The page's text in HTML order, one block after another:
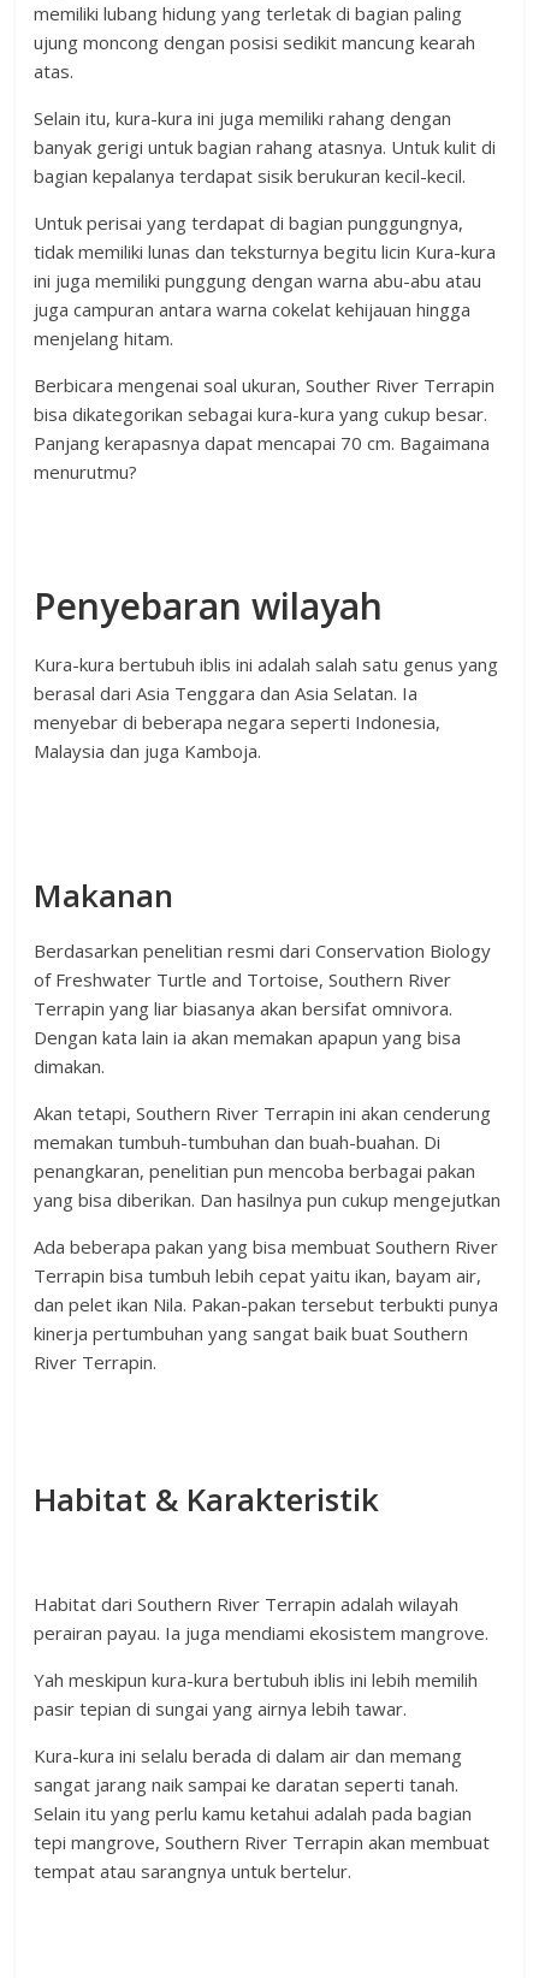
memiliki lubang hidung yang terletak di bagian paling
ujung moncong dengan posisi sedikit mancung kearah
atas.
Selain itu, kura-kura ini juga memiliki rahang dengan
banyak gerigi untuk bagian rahang atasnya. Untuk kulit di
bagian kepalanya terdapat sisik berukuran kecil-kecil.
Untuk perisai yang terdapat di bagian punggungnya,
tidak memiliki lunas dan teksturnya begitu licin Kura-kura
ini juga memiliki punggung dengan warna abu-abu atau
juga campuran antara warna cokelat kehijauan hingga
menjelang hitam.
Berbicara mengenai soal ukuran, Souther River Terrapin
bisa dikategorikan sebagai kura-kura yang cukup besar.
Panjang kerapasnya dapat mencapai 70 cm. Bagaimana
menurutmu?
Penyebaran wilayah
Kura-kura bertubuh iblis ini adalah salah satu genus yang
berasal dari Asia Tenggara dan Asia Selatan. Ia
menyebar di beberapa negara seperti Indonesia,
Malaysia dan juga Kamboja.
Makanan
Berdasarkan penelitian resmi dari Conservation Biology
of Freshwater Turtle and Tortoise, Southern River
Terrapin yang liar biasanya akan bersifat omnivora.
Dengan kata lain ia akan memakan apapun yang bisa
dimakan.
Akan tetapi, Southern River Terrapin ini akan cenderung
memakan tumbuh-tumbuhan dan buah-buahan. Di
penangkaran, penelitian pun mencoba berbagai pakan
yang bisa diberikan. Dan hasilnya pun cukup mengejutkan
Ada beberapa pakan yang bisa membuat Southern River
Terrapin bisa tumbuh lebih cepat yaitu ikan, bayam air,
dan pelet ikan Nila. Pakan-pakan tersebut terbukti punya
kinerja pertumbuhan yang sangat baik buat Southern
River Terrapin.
Habitat & Karakteristik
Habitat dari Southern River Terrapin adalah wilayah
perairan payau. Ia juga mendiami ekosistem mangrove.
Yah meskipun kura-kura bertubuh iblis ini lebih memilih
pasir tepian di sungai yang airnya lebih tawar.
Kura-kura ini selalu berada di dalam air dan memang
sangat jarang naik sampai ke daratan seperti tanah.
Selain itu yang perlu kamu ketahui adalah pada bagian
tepi mangrove, Southern River Terrapin akan membuat
tempat atau sarangnya untuk bertelur.